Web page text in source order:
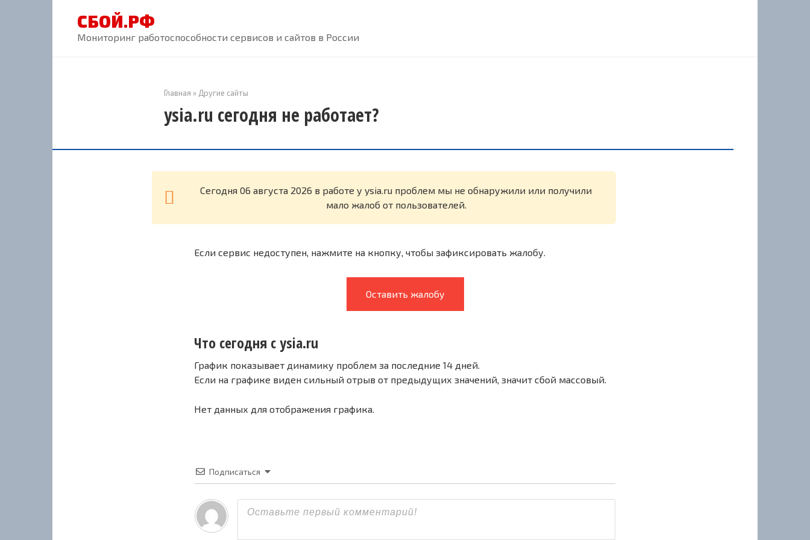
СБОЙ.РФ
Мониторинг работоспособности сервисов и сайтов в России
Главная » Другие сайты
ysia.ru сегодня не работает?
Cегодня 06 августа 2026 в работе у ysia.ru проблем мы не обнаружили или получили
мало жалоб от пользователей.
Если сервис недоступен, нажмите на кнопку, чтобы зафиксировать жалобу.
Оставить жалобу
Что сегодня с ysia.ru
График показывает динамику проблем за последние 14 дней.
Если на графике виден сильный отрыв от предыдущих значений, значит сбой массовый.
Нет данных для отображения графика.
Подписаться